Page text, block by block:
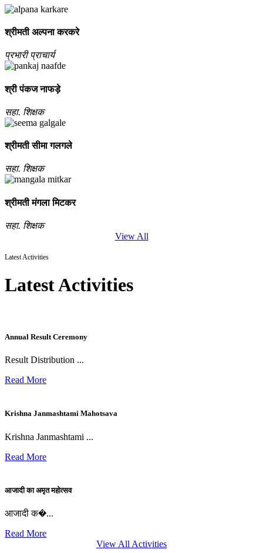
श्रीमती अल्‍पना करकरे
प्रभारी प्राचार्य
श्री पंकज नाफड़े
सहा. शिक्षक
श्रीमती सीमा गलगले
सहा. शिक्षक
श्रीमती मंगला मिटकर
सहा. शिक्षक
View All
Latest Activities
Latest Activities
Annual Result Ceremony
Result Distribution ...
Read More
Krishna Janmashtami Mahotsava
Krishna Janmashtami ...
Read More
आजादी का अमृत महोत्सव
आजादी क�...
Read More
View All Activities